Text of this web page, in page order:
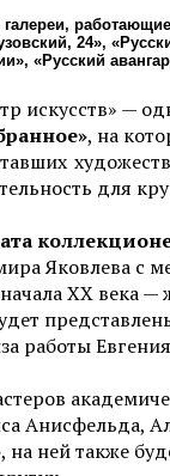
24»,
«Русский
искусств» —
, на
для
Яковлева с
XX века
работы
Анисфельда,
, на ней также